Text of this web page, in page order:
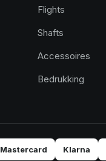
Flights
Shafts
Accessoires
Bedrukking
Mastercard Klarna